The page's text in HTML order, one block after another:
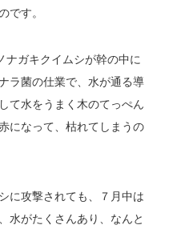
です。
ナガキクイムシが幹の中に
ラ菌の仕業で、水が通る導
て水をうまく木のてっぺん
になって、枯れてしまうの
に攻撃されても、７月中は
水がたくさんあり、なんと